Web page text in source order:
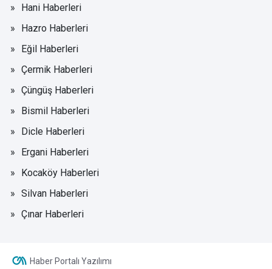
Hani Haberleri
Hazro Haberleri
Eğil Haberleri
Çermik Haberleri
Çüngüş Haberleri
Bismil Haberleri
Dicle Haberleri
Ergani Haberleri
Kocaköy Haberleri
Silvan Haberleri
Çınar Haberleri
Haber Portalı Yazılımı